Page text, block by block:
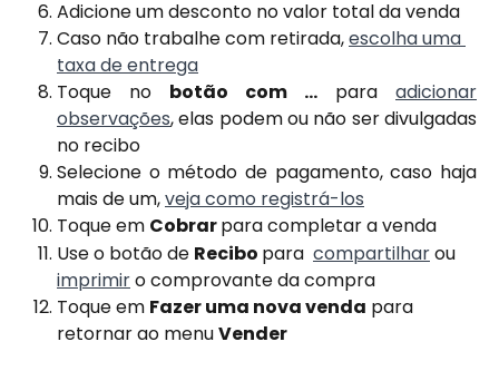
Adicione um desconto no valor total da venda
Caso não trabalhe com retirada, escolha uma
taxa de entrega
Toque no botão com ... para adicionar
observações, elas podem ou não ser divulgadas
no recibo
Selecione o método de pagamento, caso haja
mais de um,veja como registrá-los
Toque em Cobrar para completar a venda
Use o botão de Recibo para compartilhar ou
imprimir o comprovante da compra
Toque em Fazer uma nova venda para
retornar ao menu Vender